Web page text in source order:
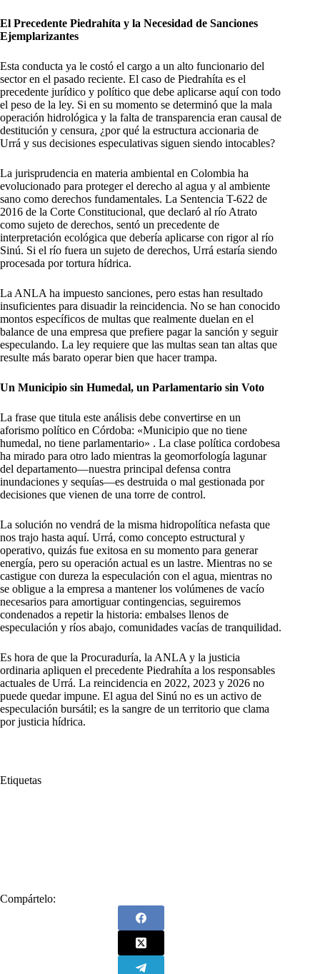
El Precedente Piedrahíta y la Necesidad de Sanciones
Ejemplarizantes
Esta conducta ya le costó el cargo a un alto funcionario del
sector en el pasado reciente. El caso de Piedrahíta es el
precedente jurídico y político que debe aplicarse aquí con todo
el peso de la ley. Si en su momento se determinó que la mala
operación hidrológica y la falta de transparencia eran causal de
destitución y censura, ¿por qué la estructura accionaria de
Urrá y sus decisiones especulativas siguen siendo intocables?
La jurisprudencia en materia ambiental en Colombia ha
evolucionado para proteger el derecho al agua y al ambiente
sano como derechos fundamentales. La Sentencia T-622 de
2016 de la Corte Constitucional, que declaró al río Atrato
como sujeto de derechos, sentó un precedente de
interpretación ecológica que debería aplicarse con rigor al río
Sinú. Si el río fuera un sujeto de derechos, Urrá estaría siendo
procesada por tortura hídrica.
La ANLA ha impuesto sanciones, pero estas han resultado
insuficientes para disuadir la reincidencia. No se han conocido
montos específicos de multas que realmente duelan en el
balance de una empresa que prefiere pagar la sanción y seguir
especulando. La ley requiere que las multas sean tan altas que
resulte más barato operar bien que hacer trampa.
Un Municipio sin Humedal, un Parlamentario sin Voto
La frase que titula este análisis debe convertirse en un
aforismo político en Córdoba: «Municipio que no tiene
humedal, no tiene parlamentario» . La clase política cordobesa
ha mirado para otro lado mientras la geomorfología lagunar
del departamento—nuestra principal defensa contra
inundaciones y sequías—es destruida o mal gestionada por
decisiones que vienen de una torre de control.
La solución no vendrá de la misma hidropolítica nefasta que
nos trajo hasta aquí. Urrá, como concepto estructural y
operativo, quizás fue exitosa en su momento para generar
energía, pero su operación actual es un lastre. Mientras no se
castigue con dureza la especulación con el agua, mientras no
se obligue a la empresa a mantener los volúmenes de vacío
necesarios para amortiguar contingencias, seguiremos
condenados a repetir la historia: embalses llenos de
especulación y ríos abajo, comunidades vacías de tranquilidad.
Es hora de que la Procuraduría, la ANLA y la justicia
ordinaria apliquen el precedente Piedrahíta a los responsables
actuales de Urrá. La reincidencia en 2022, 2023 y 2026 no
puede quedar impune. El agua del Sinú no es un activo de
especulación bursátil; es la sangre de un territorio que clama
por justicia hídrica.
Etiquetas
Compártelo: